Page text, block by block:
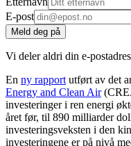
E-post
Meld deg på
Vi deler aldri din e-
En ny rapport utført av det
Energy and Clean Air
investeringer i ren energi
året før, til 890 milliarder
investeringsveksten i den
investeringene er på nivå